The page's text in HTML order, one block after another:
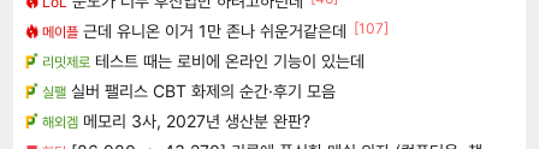
메이플 근데 유니온 이거 1만 존나 쉬운거같은데 [107]
리밋제로 테스트 때는 로비에 온라인 기능이 있는데
실팰 실버 팰리스 CBT 화제의 순간·후기 모음
해외겜 메모리 3사, 2027년 생산분 완판?